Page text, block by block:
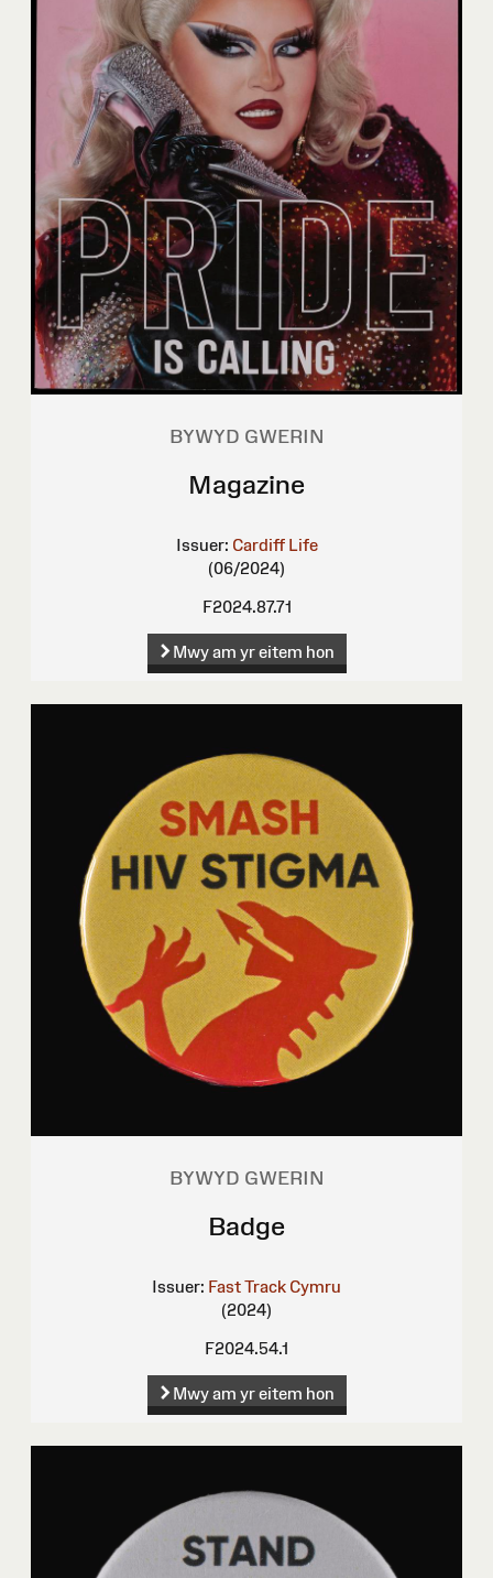
BYWYD GWERIN
Magazine
Issuer: Cardiff Life
(06/2024)
F2024.87.71
Mwy am yr eitem hon
BYWYD GWERIN
Badge
Issuer: Fast Track Cymru
(2024)
F2024.54.1
Mwy am yr eitem hon